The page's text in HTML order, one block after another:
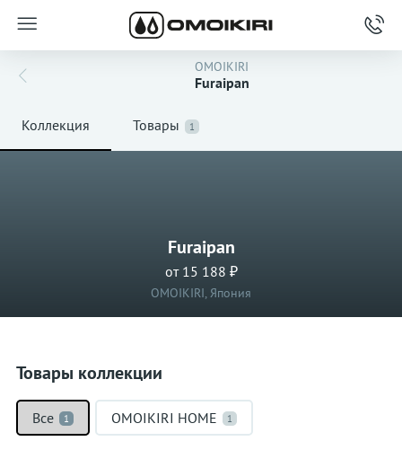
OMOIKIRI
Furaipan
Коллекция Товары 1
Furaipan
от 15 188 ₽
OMOIKIRI, Япония
Товары коллекции
Все 1 OMOIKIRI HOME 1